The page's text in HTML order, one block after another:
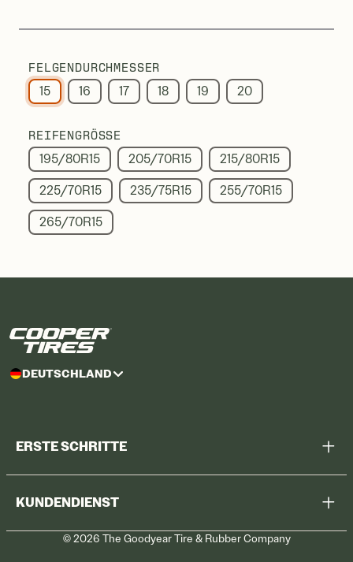
FELGENDURCHMESSER
15 16 17 18 19 20
REIFENGRÖSSE
195/80R15 205/70R15 215/80R15
225/70R15 235/75R15 255/70R15
265/70R15
DEUTSCHLAND
ERSTE SCHRITTE
Kontaktieren Sie uns
KUNDENDIENST
©2026 The Goodyear Tire & Rubber Company